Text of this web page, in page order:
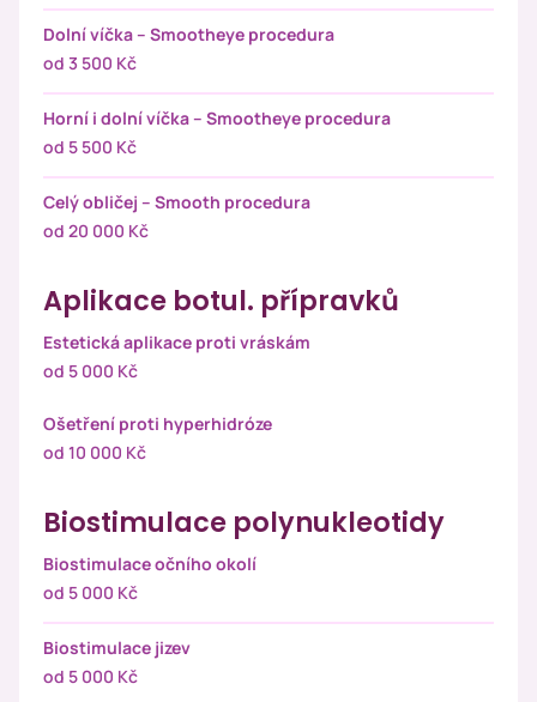
Dolní víčka – Smootheye procedura
od 3 500 Kč
Horní i dolní víčka – Smootheye procedura
od 5 500 Kč
Celý obličej – Smooth procedura
od 20 000 Kč
Aplikace botul. přípravků
Estetická aplikace proti vráskám
od 5 000 Kč
Ošetření proti hyperhidróze
od 10 000 Kč
Biostimulace polynukleotidy
Biostimulace očního okolí
od 5 000 Kč
Biostimulace jizev
od 5 000 Kč